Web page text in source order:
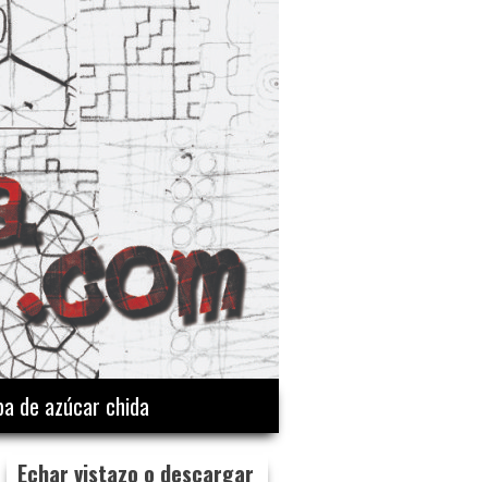
de azúcar chida
Echar vistazo o descargar